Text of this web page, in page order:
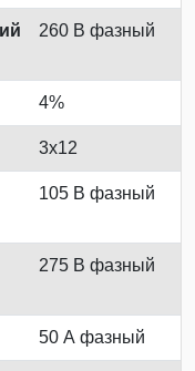
260 В фазный
4%
3x12
105 В фазный
275 В фазный
50 А фазный